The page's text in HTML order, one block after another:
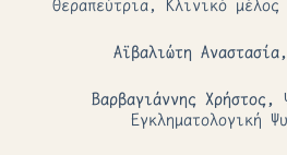
Θεραπεύτρια, Κλινικό μέλος
Αϊβαλιώτη Αναστασία,
Βαρβαγιάννης Χρήστος,
Εγκληματολογική